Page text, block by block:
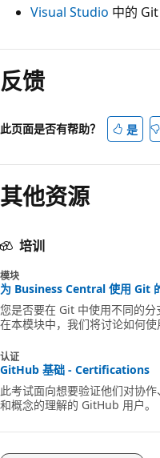
Visual Studio 中的
反馈
此页面是否有帮助？ 是
其他资源
培训
模块
为 Business Central 使用 Git
您是否要在 Git 中使用不同的分
在本模块中，我们将讨论如何使
认证
GitHub 基础 - Certifications
此考试面向想要验证他们对协
和概念的理解的 GitHub 用户。